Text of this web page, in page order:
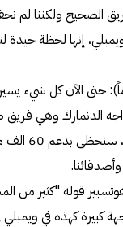
الصحيح ولكننا لم
إنها لحظة جيدة
المهاجم (27 عاماً): حتى الآن
الدنمارك وهي
سيتحتم
وأصدقائنا.
قوله "كثير من
كهذه في ويمبلي